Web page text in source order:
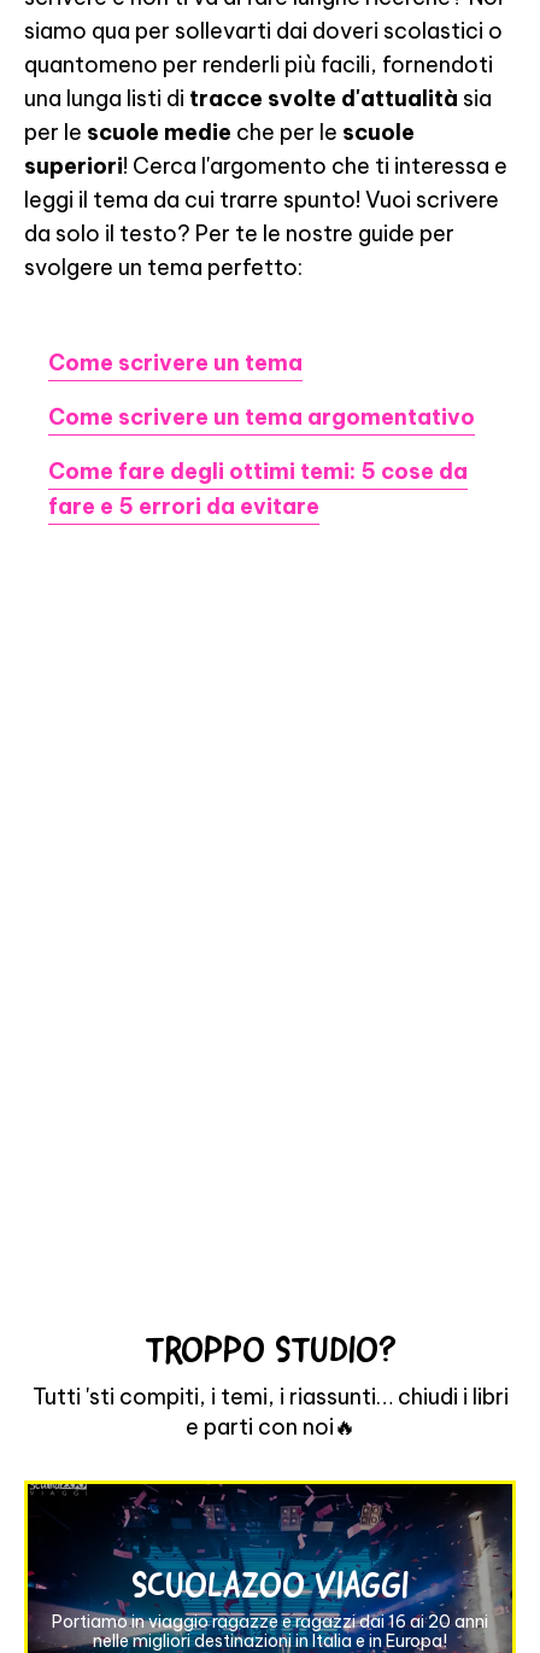
siamo qua per sollevarti dai doveri scolastici o
quantomeno per renderli più facili, fornendoti
una lunga listi di tracce svolte d'attualità sia
per le scuole medie che per le scuole
superiori! Cerca l'argomento che ti interessa e
leggi il tema da cui trarre spunto! Vuoi scrivere
da solo il testo? Per te le nostre guide per
svolgere un tema perfetto:
Come scrivere un tema
Come scrivere un tema argomentativo
Come fare degli ottimi temi: 5 cose da
fare e 5 errori da evitare
TROPPO STUDIO?
Tutti 'sti compiti, i temi, i riassunti… chiudi i libri
e parti con noi🔥
SCUOLAZOO VIAGGI
Portiamo in viaggio ragazze e ragazzi dai 16 ai 20 anni
nelle migliori destinazioni in Italia e in Europa!